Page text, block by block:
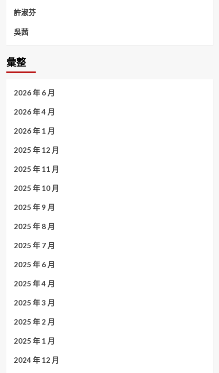
許淑芬
吳茜
彙整
2026 年 6 月
2026 年 4 月
2026 年 1 月
2025 年 12 月
2025 年 11 月
2025 年 10 月
2025 年 9 月
2025 年 8 月
2025 年 7 月
2025 年 6 月
2025 年 4 月
2025 年 3 月
2025 年 2 月
2025 年 1 月
2024 年 12 月